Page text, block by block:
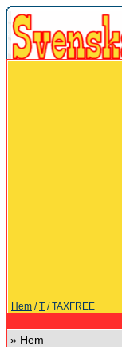
Hem /T / TAXFREE
» Hem